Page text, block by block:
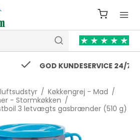
KUNDESERVICE 24/7
/ Køkkengrej - Mad /
- Stormkøkken /
3 letvægts gasbrænder (510 g)